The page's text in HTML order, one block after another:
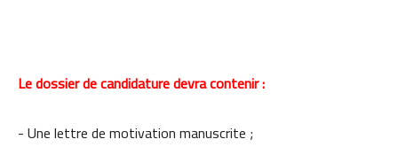
Le dossier de candidature devra contenir :
- Une lettre de motivation manuscrite ;